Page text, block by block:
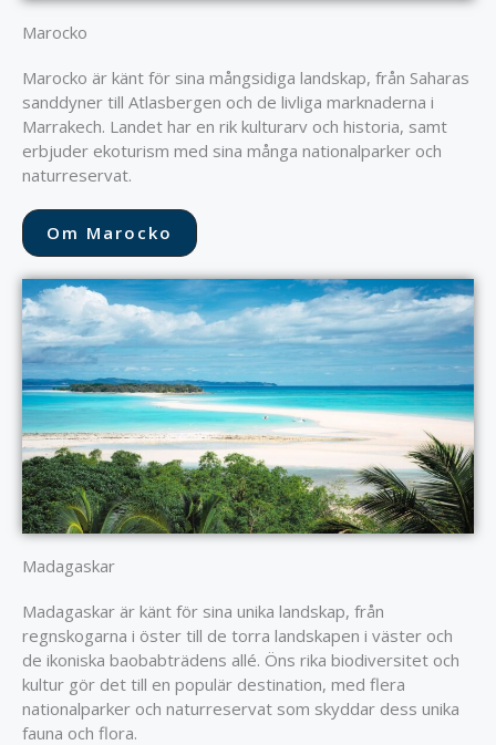
Marocko
Marocko är känt för sina mångsidiga landskap, från Saharas
sanddyner till Atlasbergen och de livliga marknaderna i
Marrakech. Landet har en rik kulturarv och historia, samt
erbjuder ekoturism med sina många nationalparker och
naturreservat.
Om Marocko
Madagaskar
Madagaskar är känt för sina unika landskap, från
regnskogarna i öster till de torra landskapen i väster och
de ikoniska baobabträdens allé. Öns rika biodiversitet och
kultur gör det till en populär destination, med flera
nationalparker och naturreservat som skyddar dess unika
fauna och flora.